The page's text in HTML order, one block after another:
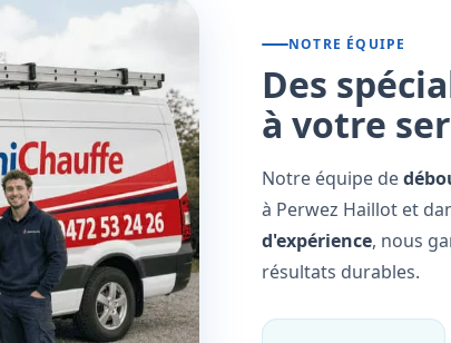
NOTRE ÉQUIPE
Des
à votre
Notre équipe de
à Perwez Haillot et
d'expérience, nous
résultats durables.